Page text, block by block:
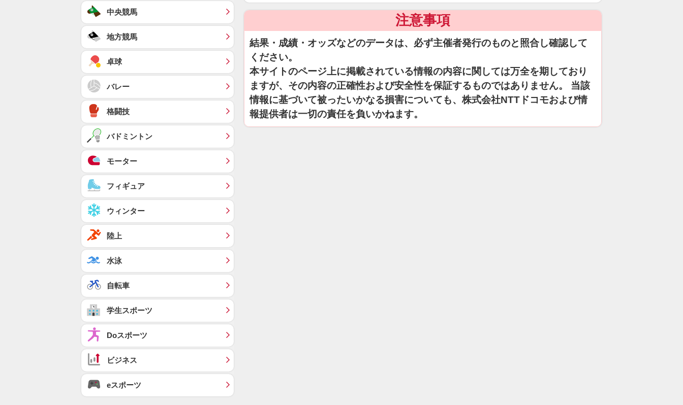
注意事項
結果・成績・オッズなどのデータは、必ず主催者発行のものと照合し確認して
ください。
本サイトのページ上に掲載されている情報の内容に関しては万全を期しており
ますが、その内容の正確性および安全性を保証するものではありません。 当該
情報に基づいて被ったいかなる損害についても、株式会社NTTドコモおよび情
報提供者は一切の責任を負いかねます。
中央競馬
地方競馬
卓球
バレー
格闘技
バドミントン
モーター
フィギュア
ウィンター
陸上
水泳
自転車
学生スポーツ
Doスポーツ
ビジネス
eスポーツ